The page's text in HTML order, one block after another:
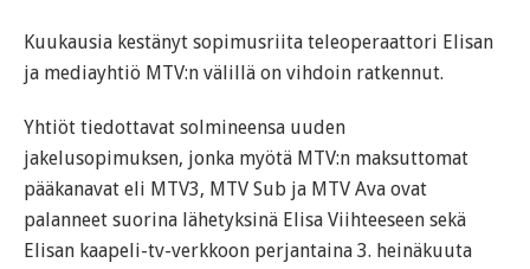
Kuukausia kestänyt sopimusriita teleoperaattori Elisan
ja mediayhtiö MTV:n välillä on vihdoin ratkennut.
Yhtiöt tiedottavat solmineensa uuden
jakelusopimuksen, jonka myötä MTV:n maksuttomat
pääkanavat eli MTV3, MTV Sub ja MTV Ava ovat
palanneet suorina lähetyksinä Elisa Viihteeseen sekä
Elisan kaapeli-tv-verkkoon perjantaina 3. heinäkuuta